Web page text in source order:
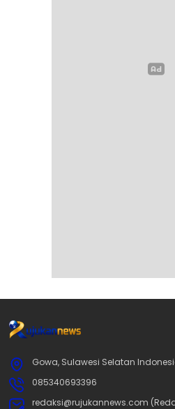
Gowa, Sulawesi Selatan
085340693396
redaksi@rujukannews.com